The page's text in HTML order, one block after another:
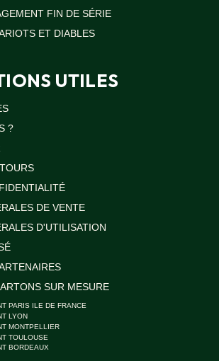
FIN DE SÉRIE
ET DIABLES
UTILES
?
DE VENTE
D'UTILISATION
SUR MESURE
PARIS ILE DE FRANCE
LYON
MONTPELLIER
TOULOUSE
BORDEAUX